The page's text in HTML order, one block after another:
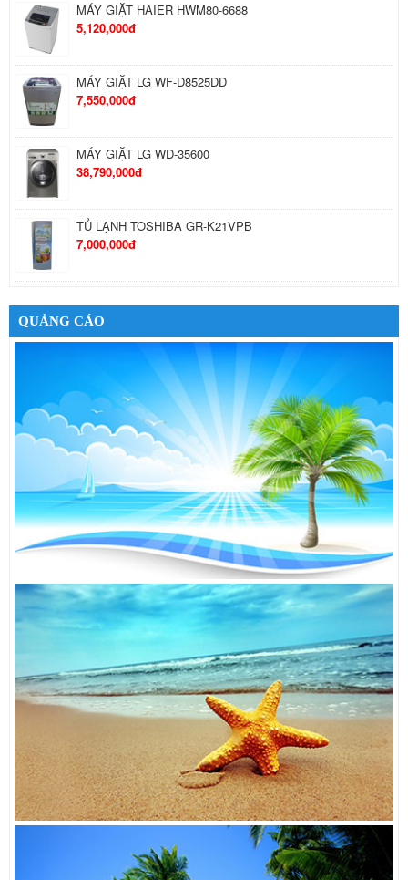
MÁY GIẶT HAIER HWM80-6688
5,120,000đ
MÁY GIẶT LG WF-D8525DD
7,550,000đ
MÁY GIẶT LG WD-35600
38,790,000đ
TỦ LẠNH TOSHIBA GR-K21VPB
7,000,000đ
5,190,000đ
TỦ LẠNH HITACHI R-T310EG1D
9,405,000đ
QUẢNG CÁO